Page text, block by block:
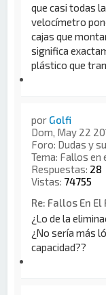
que casi todas
velocímetro
cajas que
significa
plástico que
por Golfi
Dom, May 22
Foro: Dudas y
Tema: Fallos en
Respuestas: 28
Vistas: 74755
Re: Fallos En El
¿Lo de la
¿No sería más
capacidad??